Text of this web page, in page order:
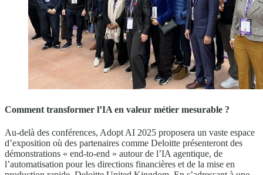
Comment transformer l’IA en valeur métier mesurable ?
Au-delà des conférences, Adopt AI 2025 proposera un vaste espace
d’exposition où des partenaires comme Deloitte présenteront des
démonstrations « end-to-end » autour de l’IA agentique, de
l’automatisation pour les directions financières et de la mise en